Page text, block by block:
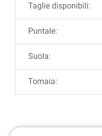
Taglie disponibili:
Puntale:
Suola:
Tomaia: